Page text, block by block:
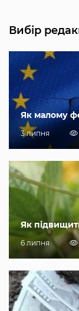
Вибір
Як малому
3 липня
Як
6 липня